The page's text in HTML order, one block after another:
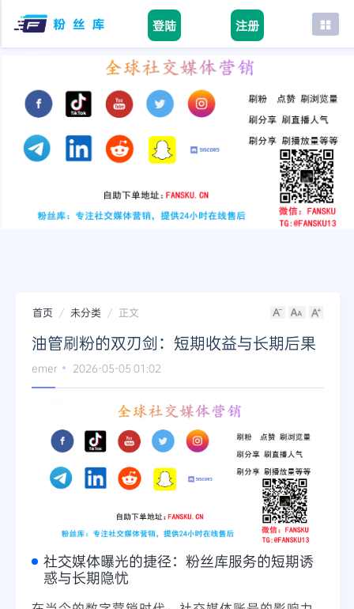
登陆 注册
首页
tiktok
youtube
instagram
首页 未分类 正文
油管刷粉的双刃剑：短期收益与长期后果
emer 2026-05-05 01:02
社交媒体曝光的捷径：粉丝库服务的短期诱
惑与长期隐忧